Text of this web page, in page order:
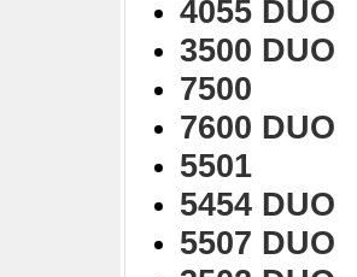
4055 DUO
3500 DUO
7500
7600 DUO
5501
5454 DUO
5507 DUO